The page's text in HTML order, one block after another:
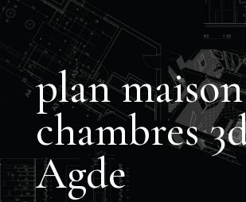
plan
chambres
Agde